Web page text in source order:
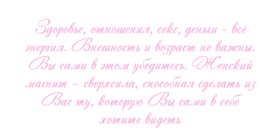
Здоровье, отношения, секс, деньги - всё
энергия. Внешность и возраст не важны.
Вы сами в этом убедитесь. Женский
магнит – сверхсила, способная сделать из
Вас ту, которую Вы сами в себе
хотите видеть